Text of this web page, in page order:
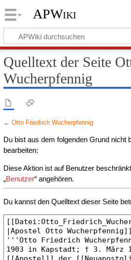
APWiki
Quelltext der Seite
Wucherpfennig
← Otto Friedrich Wucherpfennig
Du bist aus dem folgenden Grund nicht
bearbeiten:
Diese Aktion ist auf Benutzer
„Benutzer“ angehören.
Du kannst den Quelltext dieser Seite